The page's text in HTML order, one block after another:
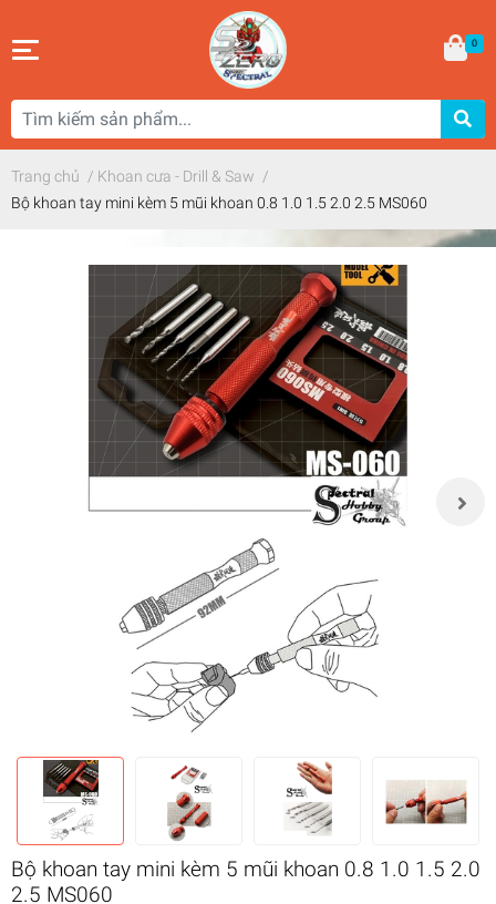
0
Trang chủ / Khoan cưa - Drill & Saw /
Bộ khoan tay mini kèm 5 mũi khoan 0.8 1.0 1.5 2.0 2.5 MS060
Bộ khoan tay mini kèm 5 mũi khoan 0.8 1.0 1.5 2.0
2.5 MS060